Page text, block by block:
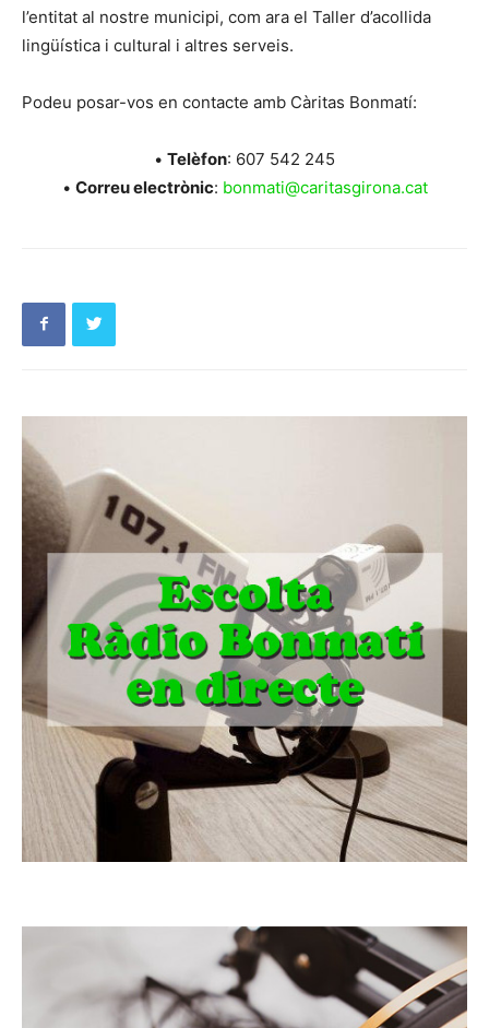
l’entitat al nostre municipi, com ara el Taller d’acollida
lingüística i cultural i altres serveis.
Podeu posar-vos en contacte amb Càritas Bonmatí:
• Telèfon: 607 542 245
• Correu electrònic: bonmati@caritasgirona.cat